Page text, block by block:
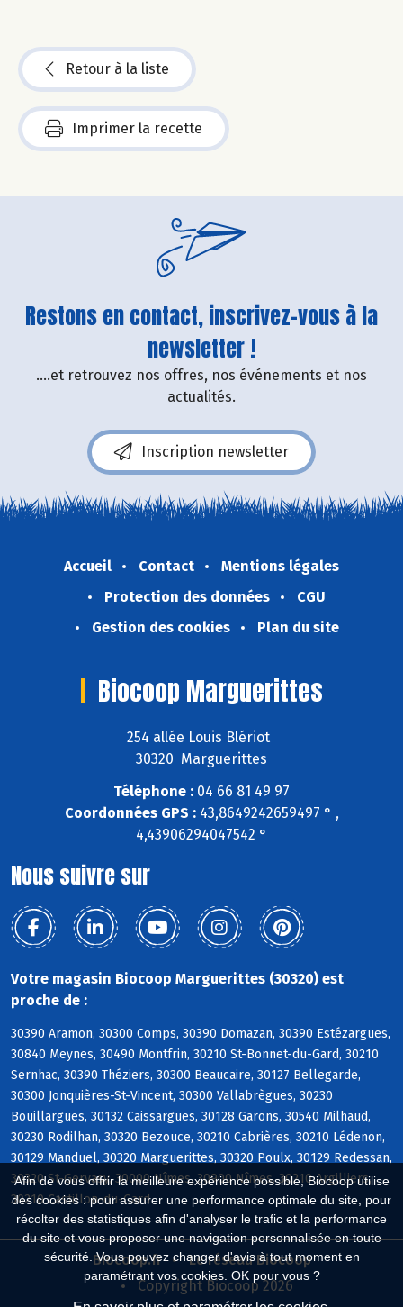
Afin de vous offrir la meilleure expérience possible, Biocoop utilise
des cookies : pour assurer une performance optimale du site, pour
récolter des statistiques afin d'analyser le trafic et la performance
du site et vous proposer une navigation personnalisée en toute
sécurité. Vous pouvez changer d'avis à tout moment en
paramétrant vos cookies. OK pour vous ?
Retour à la liste
Imprimer la recette
Restons en contact, inscrivez-vous à la
newsletter !
....et retrouvez nos offres, nos événements et nos
actualités.
Inscription newsletter
Accueil Contact
Mentions légales
Protection des données
CGU
Gestion des cookies
Plan du site
Biocoop Marguerittes
254 allée Louis Blériot
30320 Marguerittes
Téléphone : 04 66 81 49 97
Coordonnées GPS :43,8649242659497 ° ,
4,43906294047542 °
Nous suivre sur
Votre magasin Biocoop Marguerittes (30320) est
proche de :
30390 Aramon, 30300 Comps, 30390 Domazan, 30390 Estézargues,
30840 Meynes, 30490 Montfrin, 30210 St-Bonnet-du-Gard, 30210
Sernhac, 30390 Théziers, 30300 Beaucaire, 30127 Bellegarde,
30300 Jonquières-St-Vincent, 30300 Vallabrègues, 30230
Bouillargues, 30132 Caissargues, 30128 Garons, 30540 Milhaud,
30230 Rodilhan, 30320 Bezouce, 30210 Cabrières, 30210 Lédenon,
30129 Manduel, 30320 Marguerittes, 30320 Poulx, 30129 Redessan,
30320 St-Gervasy, 30000 Nîmes, 30900 Nîmes, 30210 Argilliers,
30210 Castillon-du-Gard
Biocoop.fr
Le réseau Biocoop
Copyright Biocoop 2026